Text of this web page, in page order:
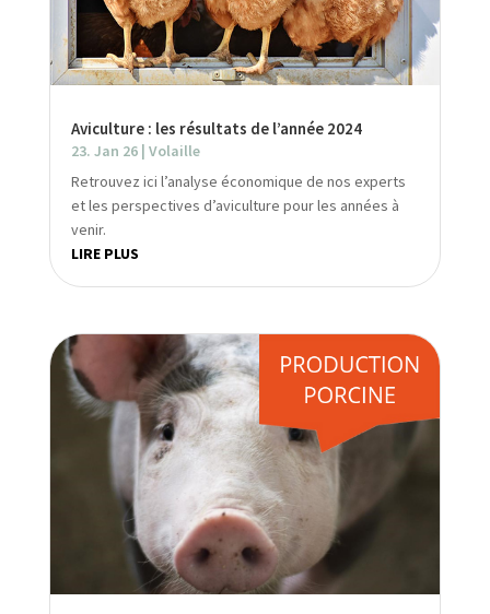
Aviculture : les résultats de l’année 2024
23. Jan 26| Volaille
Retrouvez ici l’analyse économique de nos experts
et les perspectives d’aviculture pour les années à
venir.
LIRE PLUS